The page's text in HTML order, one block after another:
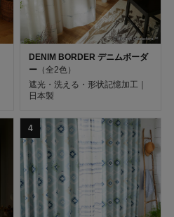
DENIM BORDER デニムボーダ
ー （全2色）
遮光・洗える・形状記憶加工｜
日本製
4